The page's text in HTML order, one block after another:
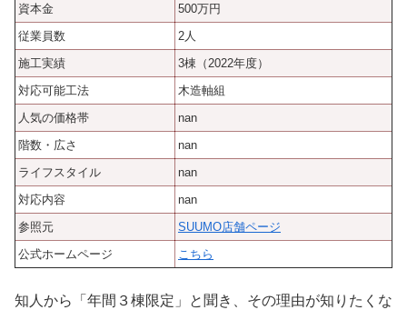
資本金
500万円
従業員数
2人
施工実績
3棟（2022年度）
対応可能工法
木造軸組
人気の価格帯
nan
階数・広さ
nan
ライフスタイル
nan
対応内容
nan
参照元
SUUMO店舗ページ
公式ホームページ
こちら
知人から「年間３棟限定」と聞き、その理由が知りたくな